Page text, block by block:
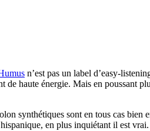
n’est pas un label d’easy-
haute énergie. Mais en poussant
synthétiques sont en tous cas bien
hispanique, en plus inquiétant il est